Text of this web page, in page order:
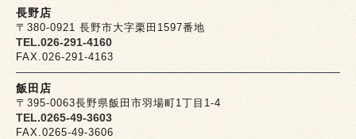
長野店
〒380-0921 長野市大字栗田1597番地
TEL.026-291-4160
FAX.026-291-4163
飯田店
〒395-0063長野県飯田市羽場町1丁目1-4
TEL.0265-49-3603
FAX.0265-49-3606